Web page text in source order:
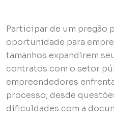
Participar de um pregão
oportunidade para
tamanhos expandirem
contratos com o setor
empreendedores
processo, desde
dificuldades com a